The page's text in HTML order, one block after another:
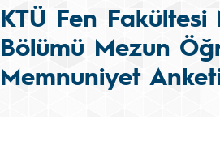
KTÜ Fen
Bölümü Mezun
Memnuniyet